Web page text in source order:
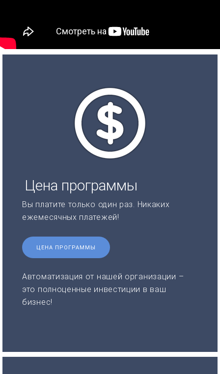
Цена программы
Вы платите только один раз. Никаких
ежемесячных платежей!
ЦЕНА ПРОГРАММЫ
Автоматизация от нашей организации –
это полноценные инвестиции в ваш
бизнес!